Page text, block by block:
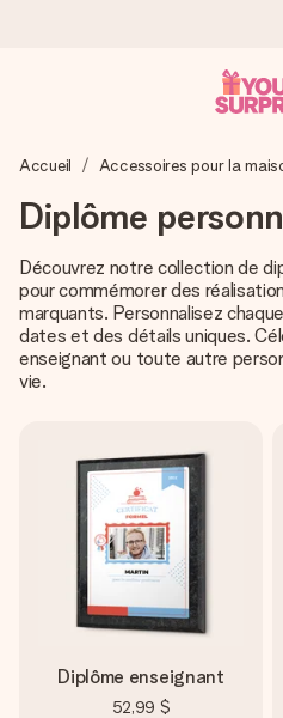
Nous préparons votre cadeau
quand cela compte le plus.
4,2 (sur la base de
Nos cadeaux sont appréciés.
une note de 4,2 sur Google
Carte de vœux gratuite
Créez quelque chose
son prénom, votre photo ou
Sans complications, juste tout
Accueil Accessoires pour la
Diplôme
Découvrez notre collection de
pour commémorer des
marquants. Personnalisez
dates et des détails uniques.
enseignant ou toute autre
vie.
Diplôme enseignant
52,99 $